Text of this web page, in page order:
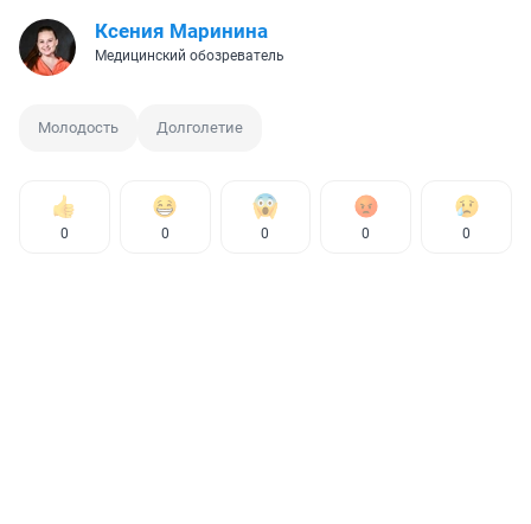
Ксения Маринина
Медицинский обозреватель
Молодость Долголетие
0 0 0 0 0